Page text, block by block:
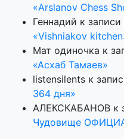
«Arslanov Chess
Геннадий к записи
«Vishniakov
Мат одиночка к
«Асхаб Тамаев»
listensilents к
364 дня»
АЛЕКСКАБАНОВ к
Чудовище